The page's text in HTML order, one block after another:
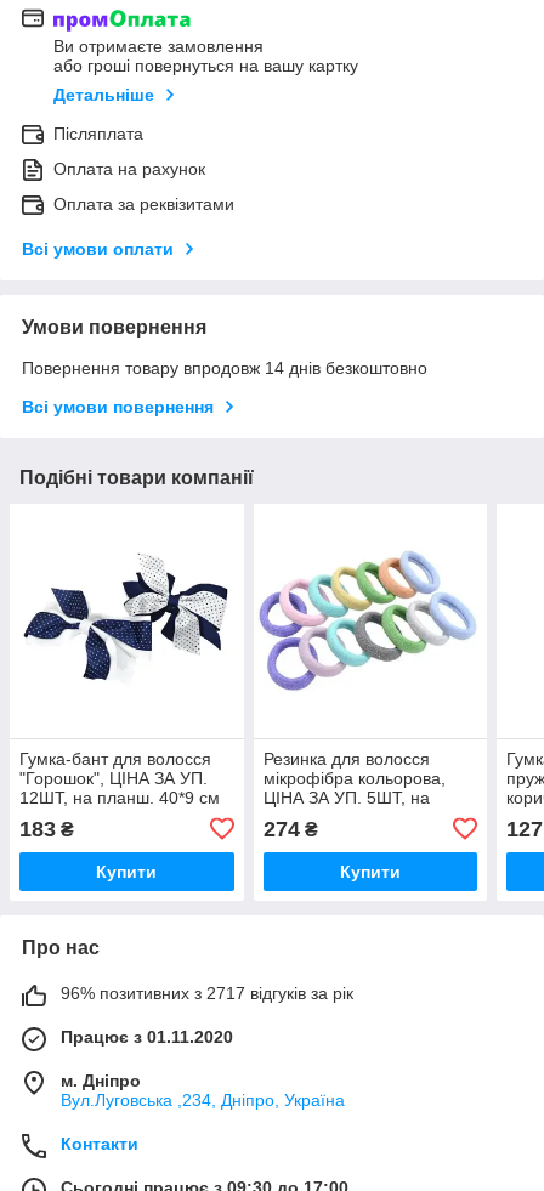
Ви отримаєте замовлення
або гроші повернуться на вашу картку
Детальніше
Післяплата
Оплата на рахунок
Оплата за реквізитами
Всі умови оплати
Умови повернення
Повернення товару впродовж 14 днів безкоштовно
Всі умови повернення
Подібні товари компанії
Гумка-бант для волосся
"Горошок", ЦІНА ЗА УП.
12ШТ, на планш. 40*9 см
183 ₴
Купити
Резинка для волосся
мікрофібра кольорова,
ЦІНА ЗА УП. 5ШТ, на
274₴
Купити
127
Про нас
96% позитивних з 2717 відгуків за рік
Працює з 01.11.2020
м. Дніпро
Вул.Луговська ,234, Дніпро, Україна
Контакти